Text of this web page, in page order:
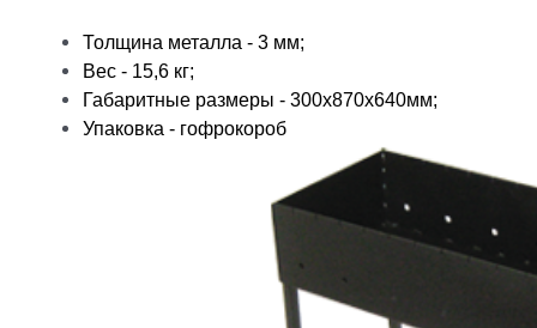
Толщина металла - 3 мм;
Вес - 15,6 кг;
Габаритные размеры - 300x870x640мм;
Упаковка - гофрокороб